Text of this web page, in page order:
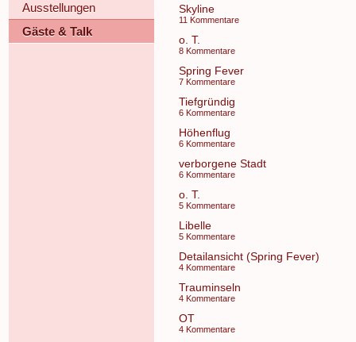
Ausstellungen
Gäste & Talk
Skyline
11 Kommentare
o. T.
8 Kommentare
Spring Fever
7 Kommentare
Tiefgründig
6 Kommentare
Höhenflug
6 Kommentare
verborgene Stadt
6 Kommentare
o. T.
5 Kommentare
Libelle
5 Kommentare
Detailansicht (Spring Fever)
4 Kommentare
Trauminseln
4 Kommentare
OT
4 Kommentare